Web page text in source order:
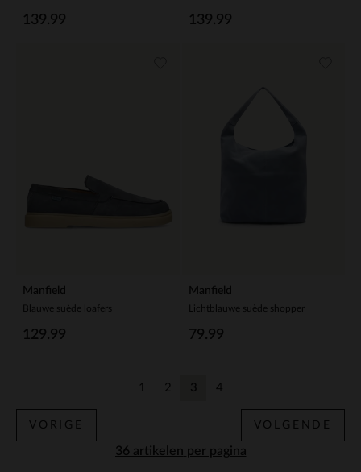
139.99 139.99
Manfield
Blauwe suède loafers
129.99
Manfield
Lichtblauwe suède shopper
79.99
per pagina
VORIGE
1 2 3 4
VOLGENDE